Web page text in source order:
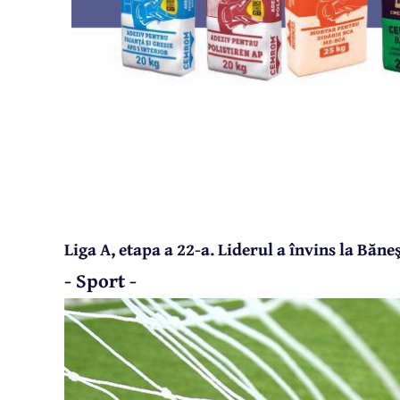
Liga A, etapa a 22-a. Liderul a învins la
- Sport -